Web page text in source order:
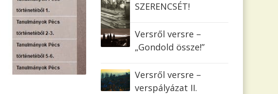
SZERENCSÉT!
Versről versre –
„Gondold össze!”
Versről versre –
verspályázat II.